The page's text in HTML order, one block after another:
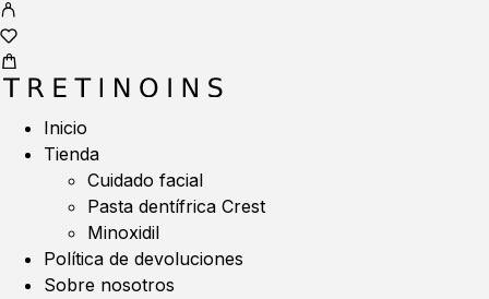
Inicio
Tienda
Cuidado facial
Pasta dentífrica Crest
Minoxidil
Política de devoluciones
Sobre nosotros